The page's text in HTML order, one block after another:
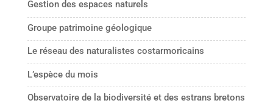
Gestion des espaces naturels
Groupe patrimoine géologique
Le réseau des naturalistes costarmoricains
L’espèce du mois
Observatoire de la biodiversité et des estrans bretons